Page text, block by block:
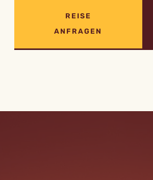
REISE
ANFRAGEN